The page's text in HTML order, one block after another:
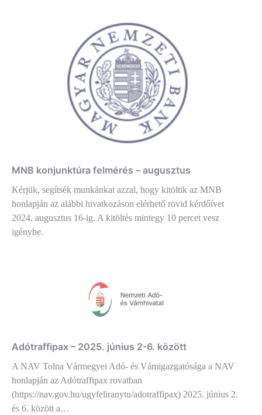
MNB konjunktúra felmérés – augusztus
Kérjük, segítsék munkánkat azzal, hogy kitöltik az MNB
honlapján az alábbi hivatkozáson elérhető rövid kérdőívet
2024. augusztus 16-ig. A kitöltés mintegy 10 percet vesz
igénybe.
Adótraffipax – 2025. június 2-6. között
A NAV Tolna Vármegyei Adó- és Vámigazgatósága a NAV
honlapján az Adótraffipax rovatban
(https://nav.gov.hu/ugyfeliranytu/adotraffipax) 2025. június 2.
és 6. között a…